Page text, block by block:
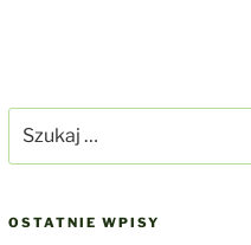
OSTATNIE WPISY